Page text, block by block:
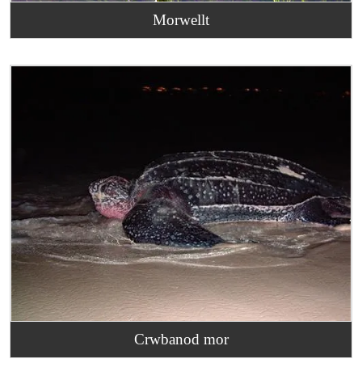
Morwellt
Crwbanod mor